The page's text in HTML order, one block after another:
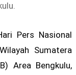
Pers Nasional
Sumatera
Area Bengkulu,